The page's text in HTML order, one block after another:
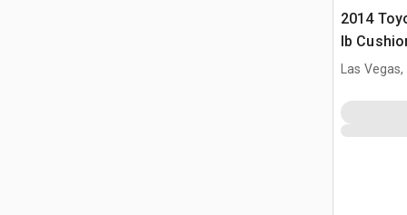
2014
lb
Las Vegas,